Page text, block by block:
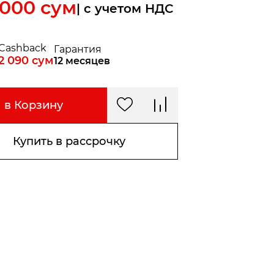
сум| c учетом НДС
090 сум
Гарантия
12 месяцев
в Корзину
Купить в рассрочку